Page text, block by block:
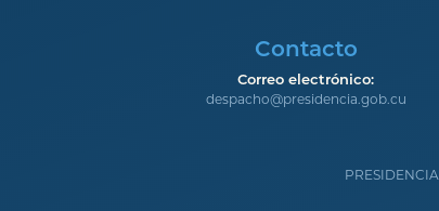
Contacto
Correo electrónico:
despacho@presidencia.gob.cu
PRESIDENCIA